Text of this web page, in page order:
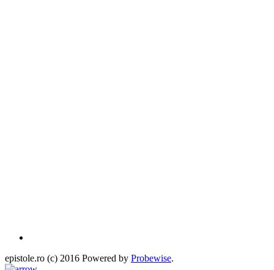
epistole.ro (c) 2016 Powered by Probewise.